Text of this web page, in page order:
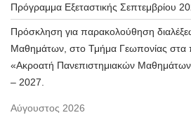
Πρόγραμμα Εξεταστικής Σεπτεμβρίου
Πρόσκληση για παρακολούθηση
Μαθημάτων, στο Τμήμα Γεωπονίας στα
«Ακροατή Πανεπιστημιακών
– 2027.
Αύγουστος 2026